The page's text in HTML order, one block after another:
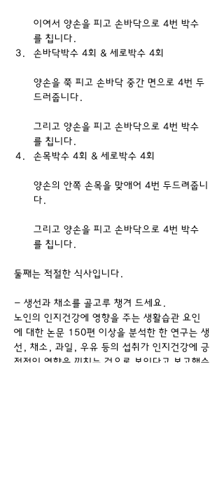
이여서 양손을 피고 손바닥으로 4번 박수
를 칩니다.
손바닥박수 4회 & 세로박수 4회
양손을 쭉 피고 손바닥 중간 면으로 4번 두
드러줍니다.
그리고 양손을 피고 손바닥으로 4번 박수
를 칩니다.
손목박수 4회 & 세로박수 4회
양손의 안쪽 손목을 맞애어 4번 두드려줍니
다.
그리고 양손을 피고 손바닥으로 4번 박수
를 칩니다.
둘째는 적절한 식사입니다.
- 생선과 채소를 골고루 챙겨 드세요.
노인의 인지건강에 영향을 주는 생활습관 요인
에 대한 논문 150편 이상을 분석한 한 연구는 생
선, 채소, 과일, 우유 등의 섭취가 인지건강에 긍
정적인 영향을 끼치는 것으로 보인다고 보고했습